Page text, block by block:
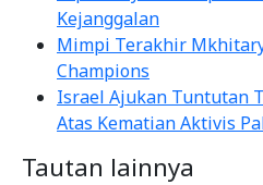
Kejanggalan
Mimpi Terakhir
Champions
Israel Ajukan Tuntutan
Atas Kematian Aktivis
Tautan lainnya